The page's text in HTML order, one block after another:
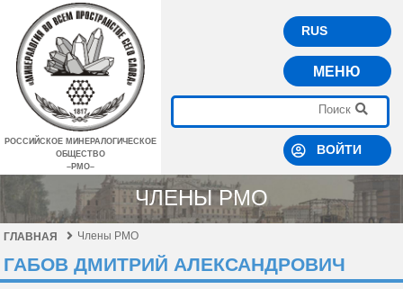
РОССИЙСКОЕ МИНЕРАЛОГИЧЕСКОЕ
ОБЩЕСТВО
–РМО–
RUS
МЕНЮ
ВОЙТИ
ЧЛЕНЫ РМО
ГЛАВНАЯ Члены РМО
ГАБОВ ДМИТРИЙ АЛЕКСАНДРОВИЧ